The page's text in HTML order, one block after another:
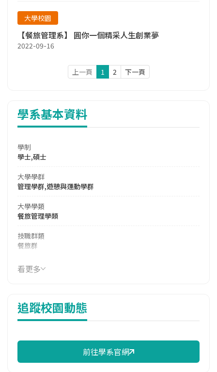
大學校園
【餐旅管理系】 圓你一個精采人生創業夢
2022-09-16
上一頁 1 2 下一頁
學系基本資料
學制
學士,碩士
大學學群
管理學群,遊憩與運動學群
大學學類
餐旅管理學類
技職群類
餐旅群
學系電話
(04)8876660 #7810
彰化縣埤頭鄉文化路369號
看更多
追蹤校園動態
前往學系官網